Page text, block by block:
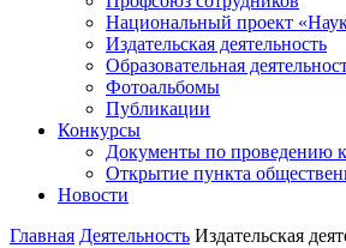
Национальный проект
Издательская деятельность
Образовательная
Фотоальбомы
Публикации
Конкурсы
Документы по проведению
Открытие пункта
Новости
Главная Деятельность Издательская